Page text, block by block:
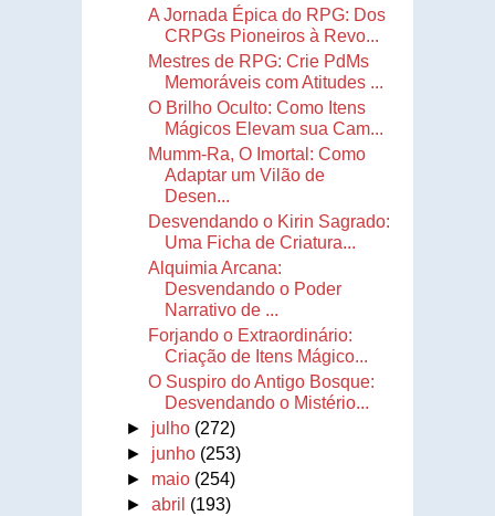
A Jornada Épica do RPG: Dos
CRPGs Pioneiros à Revo...
Mestres de RPG: Crie PdMs
Memoráveis com Atitudes ...
O Brilho Oculto: Como Itens
Mágicos Elevam sua Cam...
Mumm-Ra, O Imortal: Como
Adaptar um Vilão de
Desen...
Desvendando o Kirin Sagrado:
Uma Ficha de Criatura...
Alquimia Arcana:
Desvendando o Poder
Narrativo de ...
Forjando o Extraordinário:
Criação de Itens Mágico...
O Suspiro do Antigo Bosque:
Desvendando o Mistério...
► julho (272)
► junho (253)
► maio (254)
►abril (193)